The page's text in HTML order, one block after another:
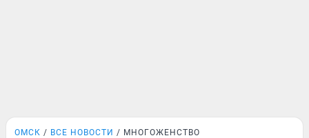
ОМСК ВСЕ НОВОСТИ МНОГОЖЕНСТВО